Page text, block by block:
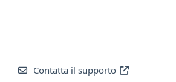
Contatta il supporto